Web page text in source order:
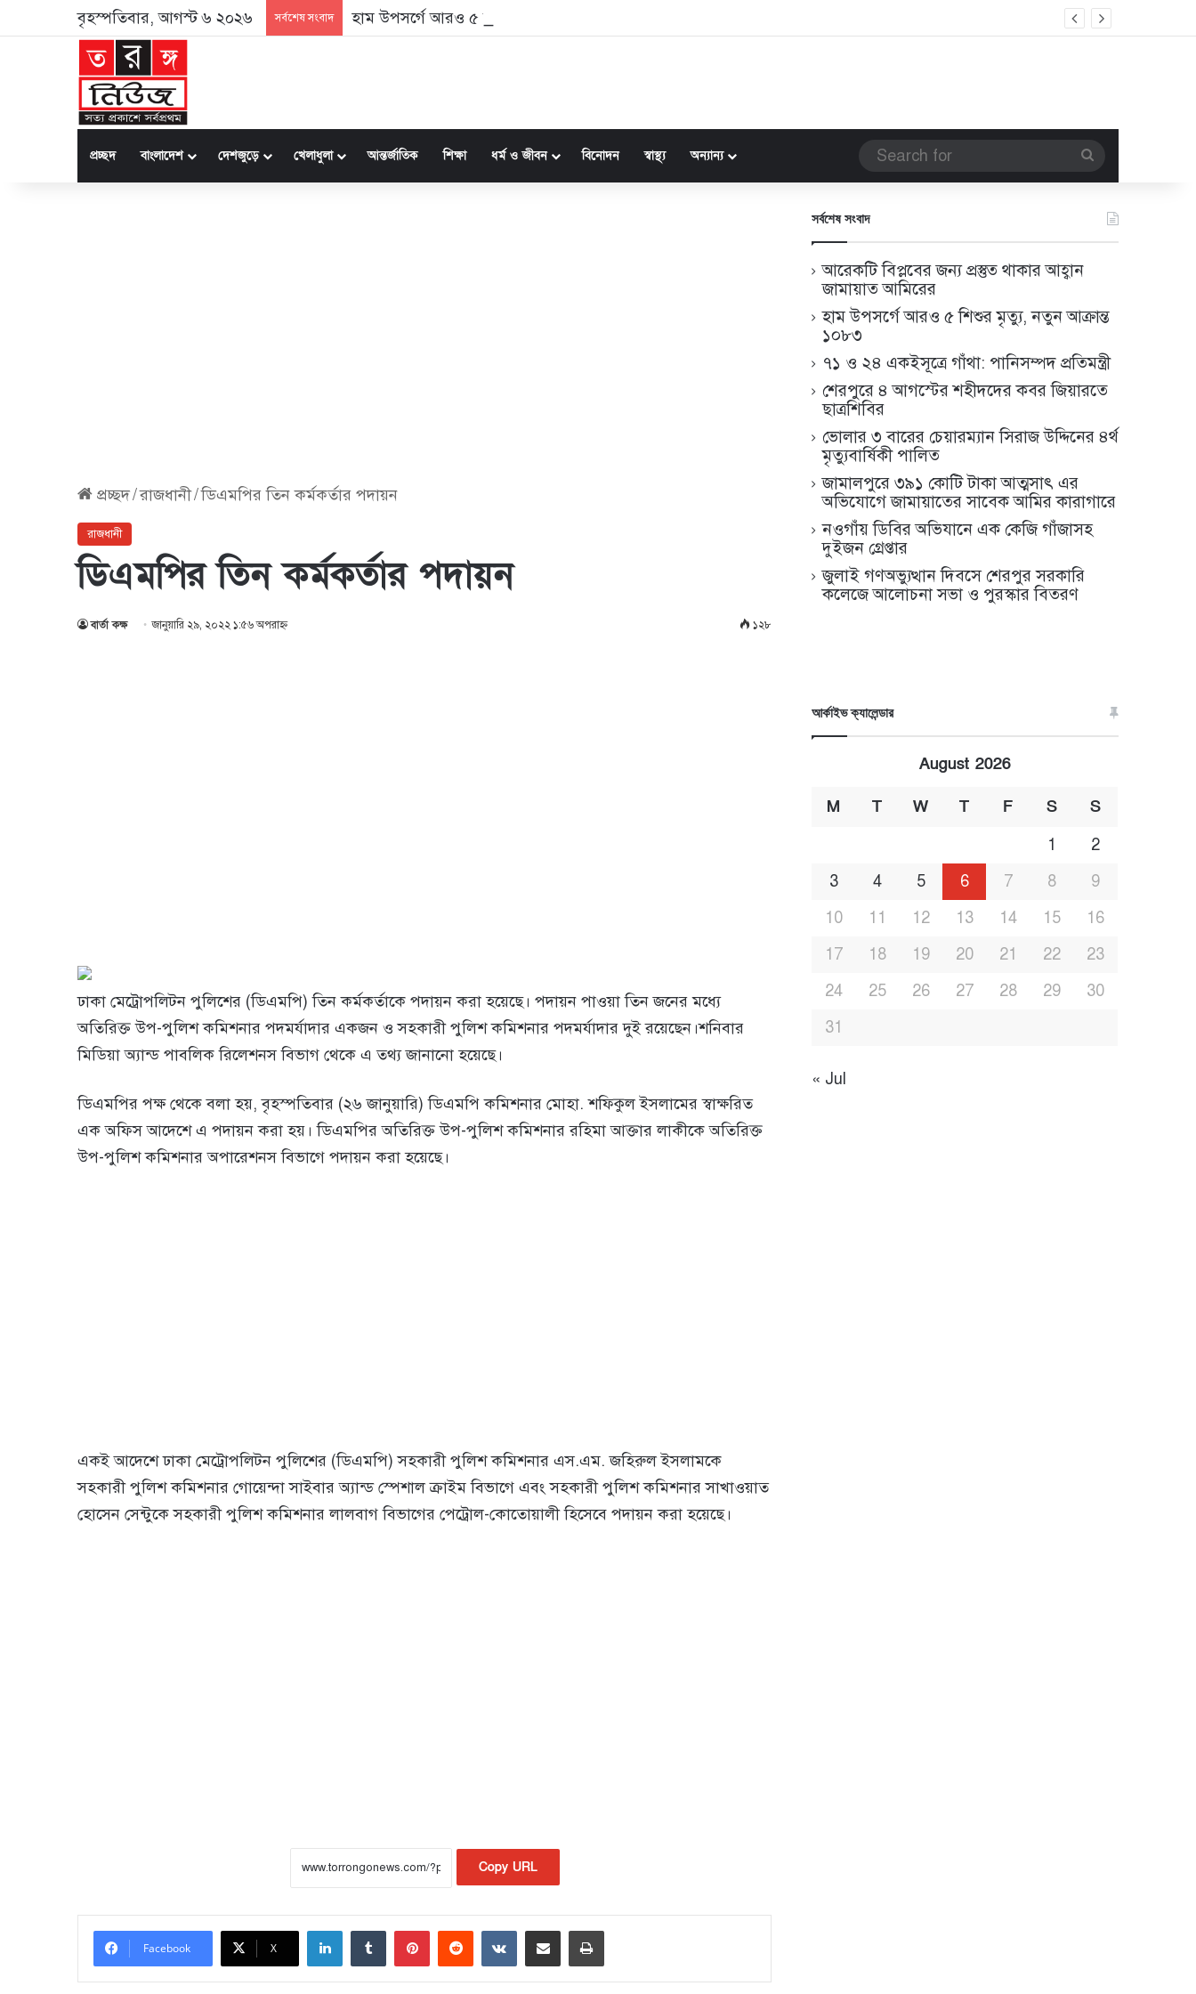
বৃহস্পতিবার, আগস্ট ৬ ২০২৬ সর্বশেষ সংবাদ হাম উপসর্গে আরও ৫ শিশুর মৃত্যু, নতুন আক্রান্ত ১০৮৩
প্রচ্ছদ বাংলাদেশ দেশজুড়ে খেলাধুলা আন্তর্জাতিক শিক্ষা ধর্ম ও জীবন বিনোদন স্বাস্থ্য অন্যান্য
for
প্রচ্ছদ/রাজধানী/ডিএমপির তিন কর্মকর্তার পদায়ন
রাজধানী
ডিএমপির তিন কর্মকর্তার পদায়ন
বার্তা কক্ষ জানুয়ারি ২৯, ২০২২ ১:৫৬ অপরাহ্ণ ১২৮
ঢাকা মেট্রোপলিটন পুলিশের (ডিএমপি) তিন কর্মকর্তাকে পদায়ন করা হয়েছে। পদায়ন পাওয়া তিন জনের মধ্যে
অতিরিক্ত উপ-পুলিশ কমিশনার পদমর্যাদার একজন ও সহকারী পুলিশ কমিশনার পদমর্যাদার দুই রয়েছেন।শনিবার
মিডিয়া অ্যান্ড পাবলিক রিলেশনস বিভাগ থেকে এ তথ্য জানানো হয়েছে।
ডিএমপির পক্ষ থেকে বলা হয়, বৃহস্পতিবার (২৬ জানুয়ারি) ডিএমপি কমিশনার মোহা. শফিকুল ইসলামের স্বাক্ষরিত
এক অফিস আদেশে এ পদায়ন করা হয়। ডিএমপির অতিরিক্ত উপ-পুলিশ কমিশনার রহিমা আক্তার লাকীকে অতিরিক্ত
উপ-পুলিশ কমিশনার অপারেশনস বিভাগে পদায়ন করা হয়েছে।
একই আদেশে ঢাকা মেট্রোপলিটন পুলিশের (ডিএমপি) সহকারী পুলিশ কমিশনার এস.এম. জহিরুল ইসলামকে
সহকারী পুলিশ কমিশনার গোয়েন্দা সাইবার অ্যান্ড স্পেশাল ক্রাইম বিভাগে এবং সহকারী পুলিশ কমিশনার সাখাওয়াত
হোসেন সেন্টুকে সহকারী পুলিশ কমিশনার লালবাগ বিভাগের পেট্রোল-কোতোয়ালী হিসেবে পদায়ন করা হয়েছে।
Copy URL
Facebook X
LinkedIn VKontakte
সর্বশেষ সংবাদ
আরেকটি বিপ্লবের জন্য প্রস্তুত থাকার আহ্বান
জামায়াত আমিরের
হাম উপসর্গে আরও ৫ শিশুর মৃত্যু, নতুন আক্রান্ত
১০৮৩
৭১ ও ২৪ একইসূত্রে গাঁথা: পানিসম্পদ প্রতিমন্ত্রী
শেরপুরে ৪ আগস্টের শহীদদের কবর জিয়ারতে
ছাত্রশিবির
ভোলার ৩ বারের চেয়ারম্যান সিরাজ উদ্দিনের ৪র্থ
মৃত্যুবার্ষিকী পালিত
জামালপুরে ৩৯১ কোটি টাকা আত্মসাৎ এর
অভিযোগে জামায়াতের সাবেক আমির কারাগারে
নওগাঁয় ডিবির অভিযানে এক কেজি গাঁজাসহ
দুইজন গ্রেপ্তার
জুলাই গণঅভ্যুত্থান দিবসে শেরপুর সরকারি
কলেজে আলোচনা সভা ও পুরস্কার বিতরণ
আর্কাইভ ক্যালেন্ডার
August 2026
M T W T F S S
1
2
3
4 5 6 7 8
9
10
11 12 13 14 15
16
17
18 19 20 21 22
23
24
25 26 27 28 29
30
31
« Jul